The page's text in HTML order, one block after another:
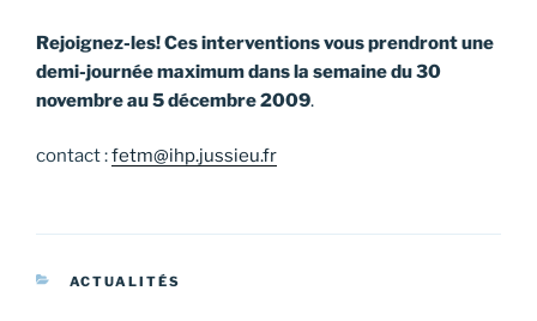
Rejoignez-les! Ces interventions vous prendront une
demi-journée maximum dans la semaine du 30
novembre au 5 décembre 2009.
contact :fetm@ihp.jussieu.fr
CATÉGORIES
ACTUALITÉS